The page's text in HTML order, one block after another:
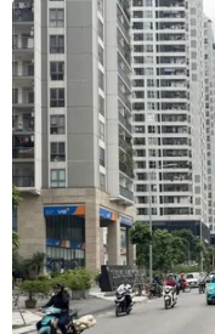
Nhật Bản: Nội các
sách giảm thuế
xuống 1%
05/08/2026 15:30
Việt Nam-Ấn Độ
hóa Đối tác Chiến
Tăng cường